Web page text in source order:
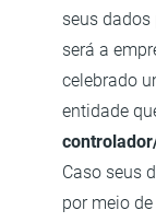
seus dados
será a
celebrado
entidade
Caso seus
por meio